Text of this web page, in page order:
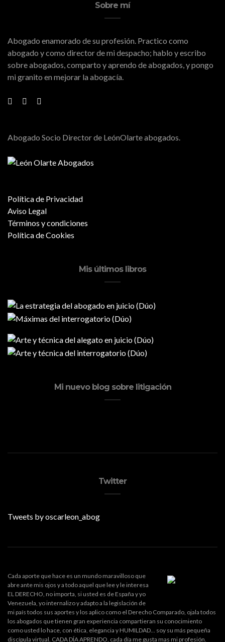
Sobre mí
Abogado enamorado de su profesión. Practico como
abogado y como director de mi despacho; hablo y escribo
sobre abogados, comparto y aprendo de abogados, y pongo
mi granito en mejorar la abogacía.
Abogado Socio Director de LeónOlarte abogados.
Política de Privacidad
Aviso Legal
Términos y condiciones
Política de Cookies
Mis últimos libros
Mi nuevo blog sobre litigación
Twitter
Tweets by oscarleon_abog
Cada aporte que hace es un mundo maravilloso que
abre ante mis ojos y a todo aquel que lee y le interesa
EL DERECHO, no importa, si usted es de España y yo
Venezuela, yo internalizo y adapto a la legislación de
mi país todos sus aportes y los aplico como el Derecho Comparado, ojala todos
los abogados que tienen gran experiencia compartieran su conocimiento
como usted lo hace, con ética, elegancia y HUMILDAD... soy su más pequeña
discípula virtual. CADA DÍA APRENDO, cada día me gusta mas mi profesión.